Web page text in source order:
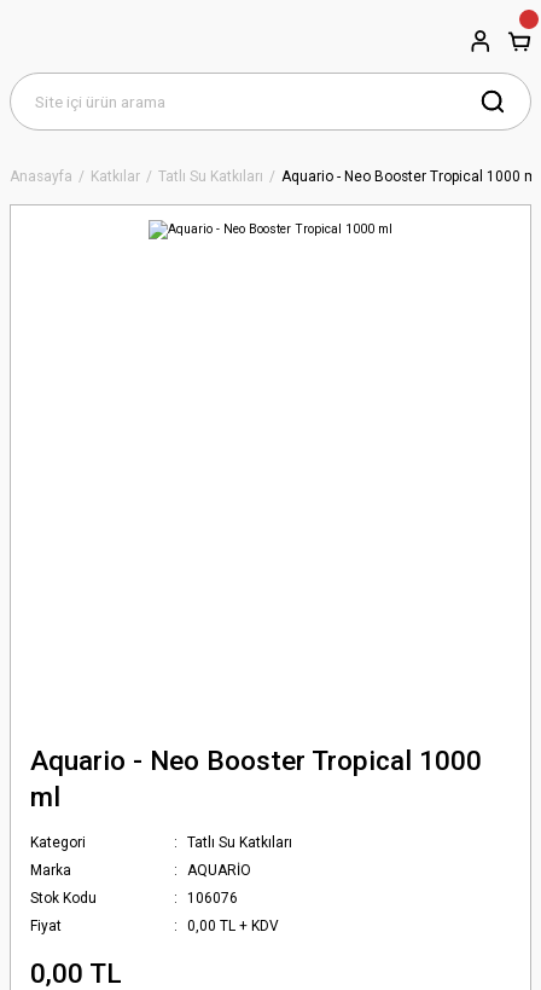
Anasayfa Katkılar Tatlı Su Katkıları Aquario - Neo Booster Tropical 1000 ml
Aquario - Neo Booster Tropical 1000
ml
Kategori
Tatlı Su Katkıları
Marka
AQUARİO
Stok Kodu
106076
Fiyat
0,00 TL + KDV
0,00 TL